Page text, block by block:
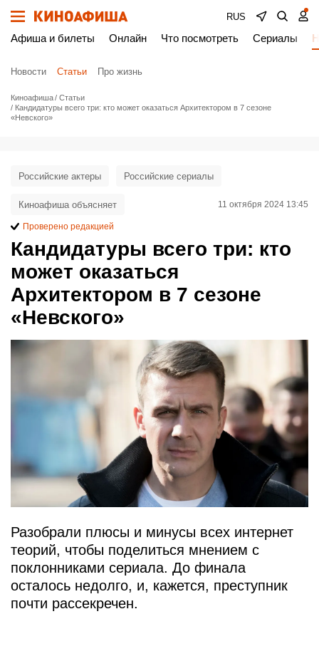
RUS
Афиша и билеты Онлайн Что посмотреть Сериалы
Новости Статьи Про жизнь
Киноафиша
Статьи
Кандидатуры всего три: кто может оказаться Архитектором в 7 сезоне
«Невского»
Кандидатуры всего три: кто
может оказаться
Архитектором в 7 сезоне
«Невского»
Российские актеры Российские сериалы
Киноафиша объясняет 11 октября 2024 13:45
Проверено редакцией
Разобрали плюсы и минусы всех интернет
теорий, чтобы поделиться мнением с
поклонниками сериала. До финала
осталось недолго, и, кажется, преступник
почти рассекречен.